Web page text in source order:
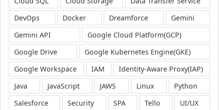
DevOps
Docker Dreamforce
Gemini
Gemini API
Google Cloud Platform(GCP)
Google Drive
Google Kubernetes Engine(GKE)
Google Workspace
IAM
Identity-Aware Proxy(IAP)
Java
JavaScript JAWS Linux
Python
Salesforce
Security SPA Tello UI/UX